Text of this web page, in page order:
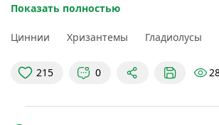
Показать полностью
Циннии Хризантемы Гладиолусы
215 0